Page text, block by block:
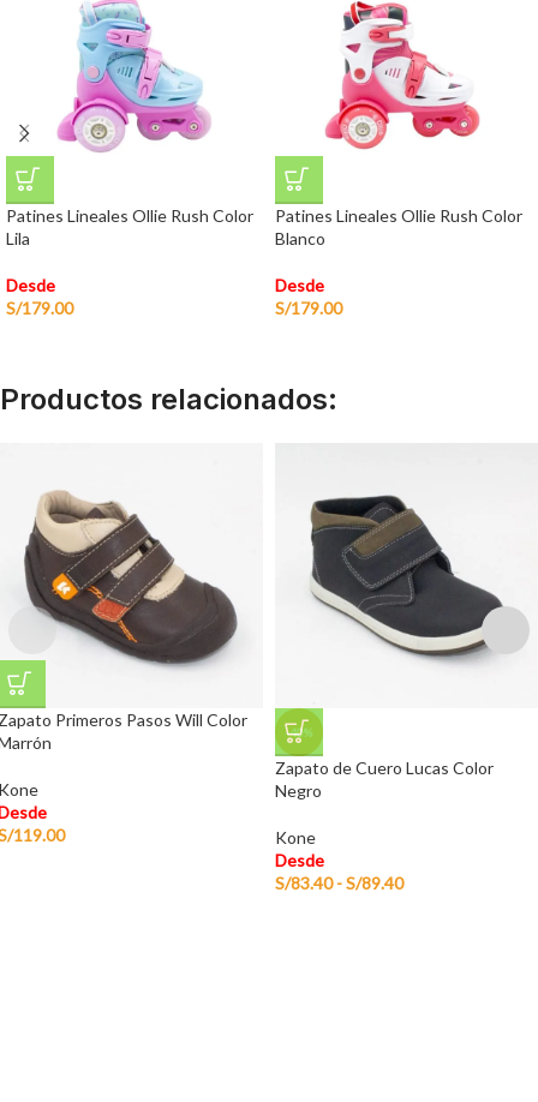
Patines Lineales Ollie Rush Color
Lila
Desde
S/179.00
Patines Lineales Ollie Rush Color
Blanco
Desde
S/179.00
Productos relacionados:
Primeros Pasos Will Color
119.00
-40%
Zapato de Cuero Lucas Color
Negro
Kone
Desde
S/83.40 -S/89.40